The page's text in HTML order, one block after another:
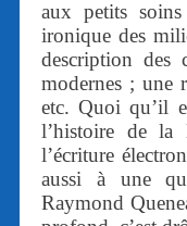
aux petits
ironique des
description des
modernes ; une
etc. Quoi qu’il
l’histoire de la
l’écriture
aussi à une
Raymond